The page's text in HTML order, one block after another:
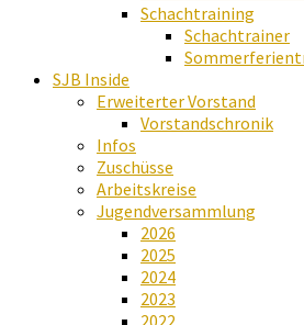
Schachtraining
Schachtrainer
SJB Inside
Erweiterter Vorstand
Vorstandschronik
Infos
Zuschüsse
Arbeitskreise
Jugendversammlung
2026
2025
2024
2023
2022